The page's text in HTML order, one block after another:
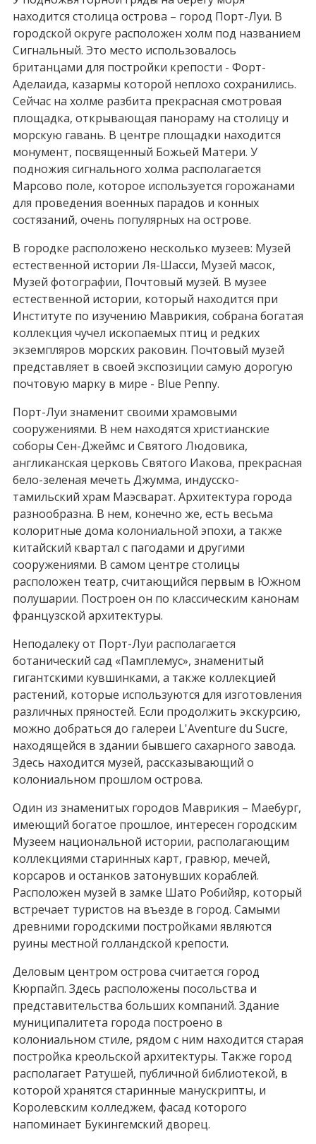
находится столица острова – город Порт-Луи. В
городской округе расположен холм под названием
Сигнальный. Это место использовалось
британцами для постройки крепости - Форт-
Аделаида, казармы которой неплохо сохранились.
Сейчас на холме разбита прекрасная смотровая
площадка, открывающая панораму на столицу и
морскую гавань. В центре площадки находится
монумент, посвященный Божьей Матери. У
подножия сигнального холма располагается
Марсово поле, которое используется горожанами
для проведения военных парадов и конных
состязаний, очень популярных на острове.
В городке расположено несколько музеев: Музей
естественной истории Ля-Шасси, Музей масок,
Музей фотографии, Почтовый музей. В музее
естественной истории, который находится при
Институте по изучению Маврикия, собрана богатая
коллекция чучел ископаемых птиц и редких
экземпляров морских раковин. Почтовый музей
представляет в своей экспозиции самую дорогую
почтовую марку в мире - Blue Penny.
Порт-Луи знаменит своими храмовыми
сооружениями. В нем находятся христианские
соборы Сен-Джеймс и Святого Людовика,
англиканская церковь Святого Иакова, прекрасная
бело-зеленая мечеть Джумма, индусско-
тамильский храм Маэсварат. Архитектура города
разнообразна. В нем, конечно же, есть весьма
колоритные дома колониальной эпохи, а также
китайский квартал с пагодами и другими
сооружениями. В самом центре столицы
расположен театр, считающийся первым в Южном
полушарии. Построен он по классическим канонам
французской архитектуры.
Неподалеку от Порт-Луи располагается
ботанический сад «Памплемус», знаменитый
гигантскими кувшинками, а также коллекцией
растений, которые используются для изготовления
различных пряностей. Если продолжить экскурсию,
можно добраться до галереи L'Aventure du Sucre,
находящейся в здании бывшего сахарного завода.
Здесь находится музей, рассказывающий о
колониальном прошлом острова.
Один из знаменитых городов Маврикия – Маебург,
имеющий богатое прошлое, интересен городским
Музеем национальной истории, располагающим
коллекциями старинных карт, гравюр, мечей,
корсаров и останков затонувших кораблей.
Расположен музей в замке Шато Робийяр, который
встречает туристов на въезде в город. Самыми
древними городскими постройками являются
руины местной голландской крепости.
Деловым центром острова считается город
Кюрпайп. Здесь расположены посольства и
представительства больших компаний. Здание
муниципалитета города построено в
колониальном стиле, рядом с ним находится старая
постройка креольской архитектуры. Также город
располагает Ратушей, публичной библиотекой, в
которой хранятся старинные манускрипты, и
Королевским колледжем, фасад которого
напоминает Букингемский дворец.